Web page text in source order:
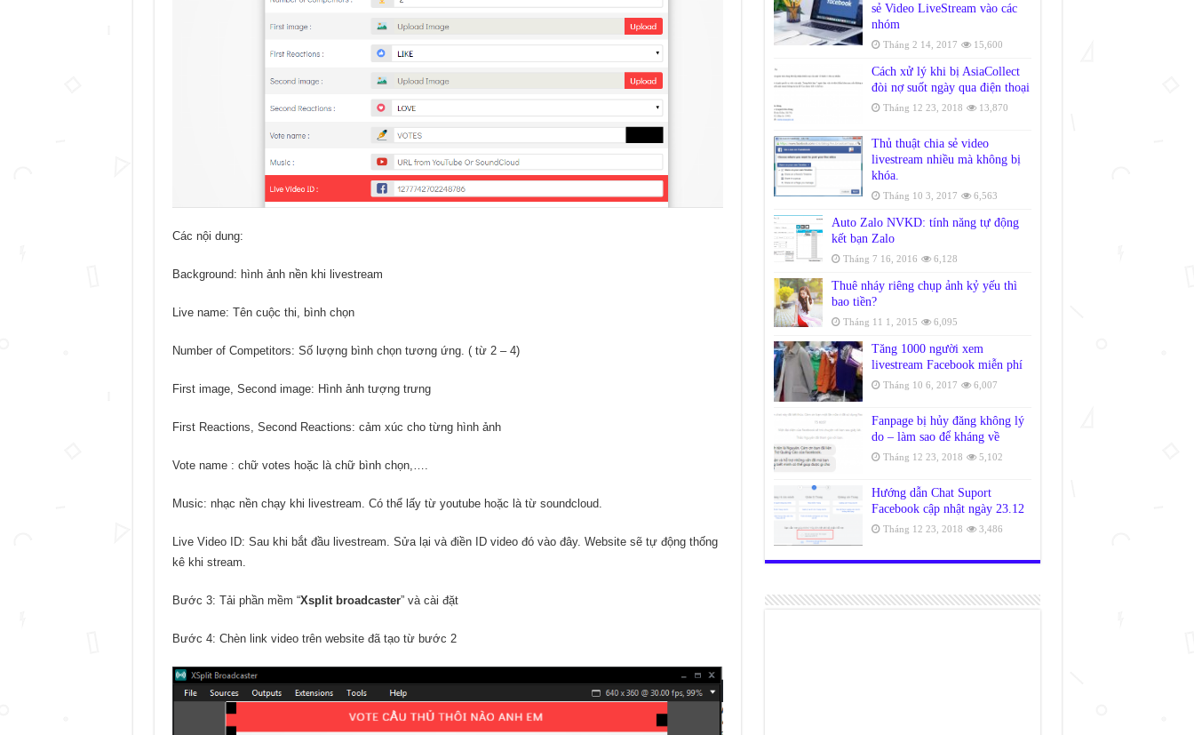
Các nội dung:
Background: hình ảnh nền khi livestream
Live name: Tên cuộc thi, bình chọn
Number of Competitors: Số lượng bình chọn tương ứng. ( từ 2 – 4)
First image, Second image: Hình ảnh tượng trưng
First Reactions, Second Reactions: cảm xúc cho từng hình ảnh
Vote name : chữ votes hoặc là chữ bình chọn,….
Music: nhạc nền chạy khi livestream. Có thể lấy từ youtube hoặc là từ soundcloud.
Live Video ID: Sau khi bắt đầu livestream. Sửa lại và điền ID video đó vào đây. Website sẽ tự động thống
kê khi stream.
Bước 3: Tải phần mềm “Xsplit broadcaster” và cài đặt
Bước 4: Chèn link video trên website đã tạo từ bước 2
sẻ Video LiveStream vào các
nhóm
Tháng 2 14, 2017 15,600
Cách xử lý khi bị AsiaCollect
đòi nợ suốt ngày qua điện thoại
Tháng 12 23, 2018 13,870
Thủ thuật chia sẻ video
livestream nhiều mà không bị
khóa.
Tháng 10 3, 2017 6,563
Auto Zalo NVKD: tính năng tự động
kết bạn Zalo
Tháng 7 16, 2016 6,128
Thuê nháy riêng chụp ảnh kỷ yếu thì
bao tiền?
Tháng 11 1, 2015 6,095
Tăng 1000 người xem
livestream Facebook miễn phí
Tháng 10 6, 2017 6,007
Fanpage bị hủy đăng không lý
do – làm sao để kháng về
Tháng 12 23, 2018 5,102
Hướng dẫn Chat Suport
Facebook cập nhật ngày 23.12
Tháng 12 23, 2018 3,486